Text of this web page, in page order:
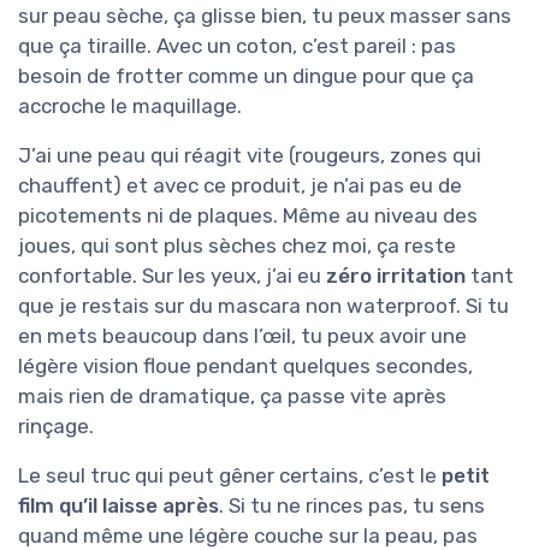
sur peau sèche, ça glisse bien, tu peux masser sans
que ça tiraille. Avec un coton, c’est pareil : pas
besoin de frotter comme un dingue pour que ça
accroche le maquillage.
J’ai une peau qui réagit vite (rougeurs, zones qui
chauffent) et avec ce produit, je n’ai pas eu de
picotements ni de plaques. Même au niveau des
joues, qui sont plus sèches chez moi, ça reste
confortable. Sur les yeux, j’ai eu zéro irritation tant
que je restais sur du mascara non waterproof. Si tu
en mets beaucoup dans l’œil, tu peux avoir une
légère vision floue pendant quelques secondes,
mais rien de dramatique, ça passe vite après
rinçage.
Le seul truc qui peut gêner certains, c’est le petit
film qu’il laisse après. Si tu ne rinces pas, tu sens
quand même une légère couche sur la peau, pas